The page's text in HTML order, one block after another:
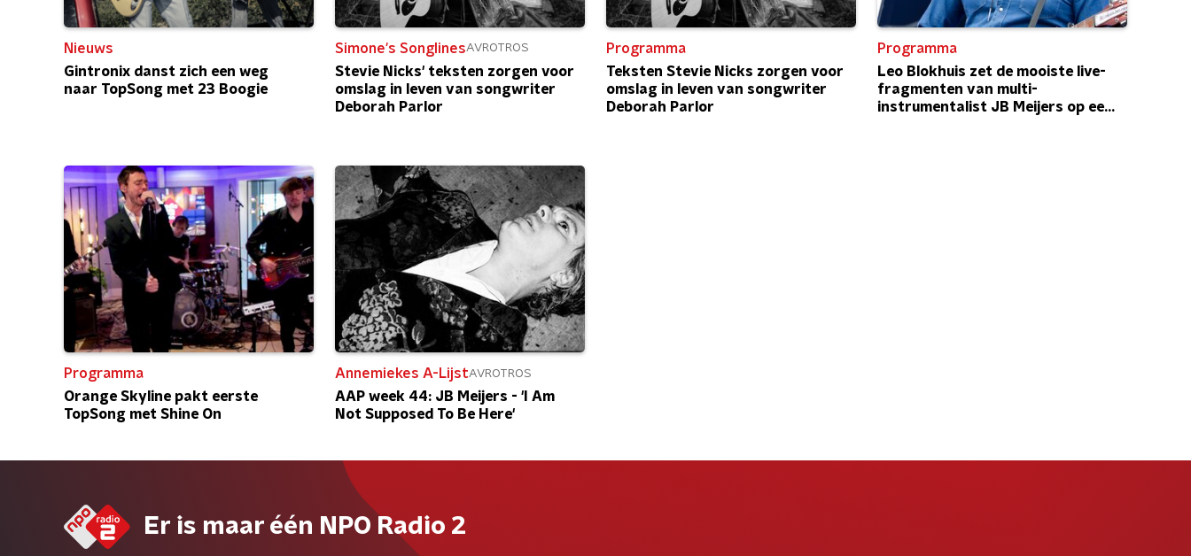
Nieuws
Gintronix danst zich een weg
naar TopSong met 23 Boogie
Simone's SonglinesAVROTROS
Stevie Nicks' teksten zorgen voor
omslag in leven van songwriter
Deborah Parlor
Programma
Teksten Stevie Nicks zorgen voor
omslag in leven van songwriter
Deborah Parlor
Programma
Leo Blokhuis zet de mooiste live-
fragmenten van multi-
instrumentalist JB Meijers op een
Programma
Orange Skyline pakt eerste
TopSong met Shine On
Annemiekes A-LijstAVROTROS
AAP week 44: JB Meijers - 'I Am
Not Supposed To Be Here'
Er is maar één NPO Radio 2